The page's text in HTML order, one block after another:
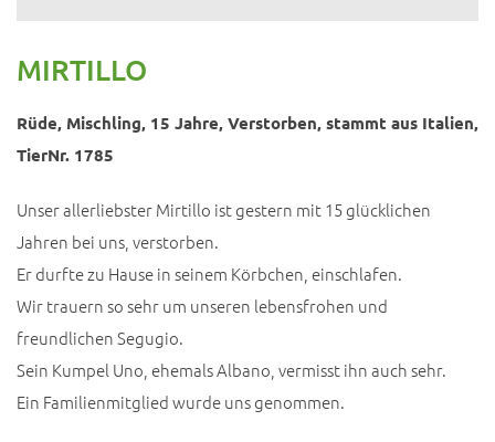
MIRTILLO
Rüde, Mischling, 15 Jahre, Verstorben, stammt aus Italien,
TierNr. 1785
Unser allerliebster Mirtillo ist gestern mit 15 glücklichen
Jahren bei uns, verstorben.
Er durfte zu Hause in seinem Körbchen, einschlafen.
Wir trauern so sehr um unseren lebensfrohen und
freundlichen Segugio.
Sein Kumpel Uno, ehemals Albano, vermisst ihn auch sehr.
Ein Familienmitglied wurde uns genommen.